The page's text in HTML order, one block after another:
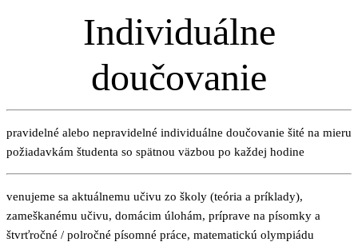
Individuálne
doučovanie
pravidelné alebo nepravidelné individuálne doučovanie šité na mieru
požiadavkám študenta so spätnou väzbou po každej hodine
venujeme sa aktuálnemu učivu zo školy (teória a príklady),
zameškanému učivu, domácim úlohám, príprave na písomky a
štvrťročné / polročné písomné práce, matematickú olympiádu